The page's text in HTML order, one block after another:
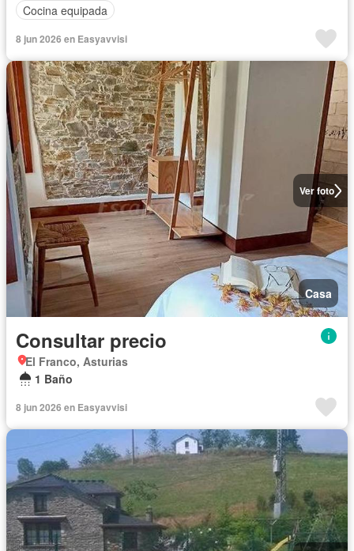
Cocina equipada
8 jun 2026 en Easyavvisi
Ver foto
Casa
Consultar precio
El Franco, Asturias
1 Baño
8 jun 2026 en Easyavvisi